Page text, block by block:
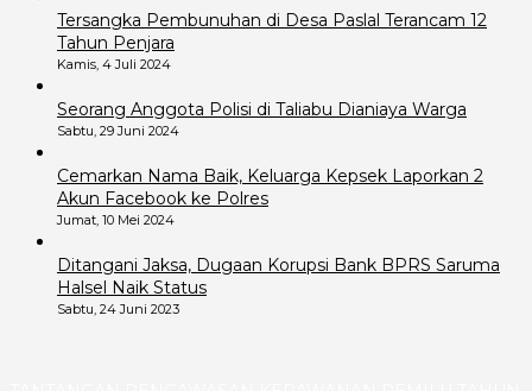
Tersangka Pembunuhan di Desa Paslal Terancam 12
Tahun Penjara
Kamis, 4 Juli 2024
Seorang Anggota Polisi di Taliabu Dianiaya Warga
Sabtu, 29 Juni 2024
Cemarkan Nama Baik, Keluarga Kepsek Laporkan 2
Akun Facebook ke Polres
Jumat, 10 Mei 2024
Ditangani Jaksa, Dugaan Korupsi Bank BPRS Saruma
Halsel Naik Status
Sabtu, 24 Juni 2023